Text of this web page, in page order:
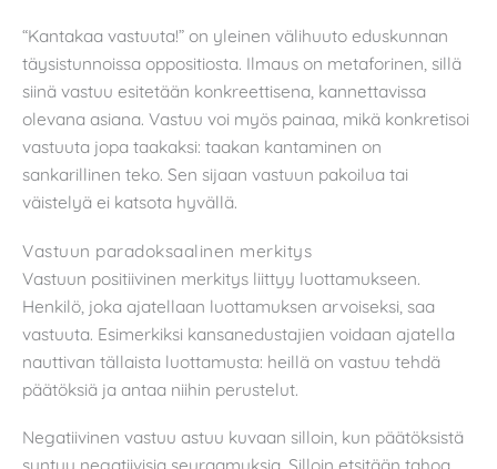
“Kantakaa vastuuta!” on yleinen välihuuto eduskunnan
täysistunnoissa oppositiosta. Ilmaus on metaforinen, sillä
siinä vastuu esitetään konkreettisena, kannettavissa
olevana asiana. Vastuu voi myös painaa, mikä konkretisoi
vastuuta jopa taakaksi: taakan kantaminen on
sankarillinen teko. Sen sijaan vastuun pakoilua tai
väistelyä ei katsota hyvällä.
Vastuun paradoksaalinen merkitys
Vastuun positiivinen merkitys liittyy luottamukseen.
Henkilö, joka ajatellaan luottamuksen arvoiseksi, saa
vastuuta. Esimerkiksi kansanedustajien voidaan ajatella
nauttivan tällaista luottamusta: heillä on vastuu tehdä
päätöksiä ja antaa niihin perustelut.
Negatiivinen vastuu astuu kuvaan silloin, kun päätöksistä